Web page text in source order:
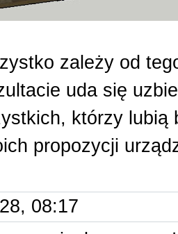
zależy od
uda się
którzy
propozycji
08:17